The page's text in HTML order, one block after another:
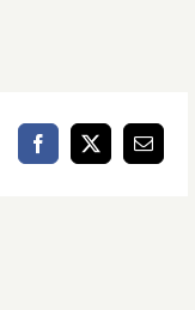
Facebook
X Email